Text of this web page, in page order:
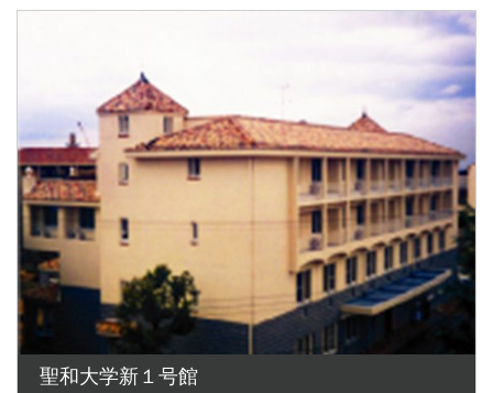
聖和大学新１号館